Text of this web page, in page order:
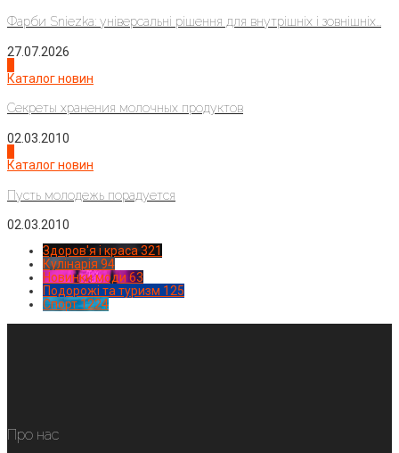
Фарби Sniezka: універсальні рішення для внутрішніх і зовнішніх...
27.07.2026
Каталог новин
Секреты хранения молочных продуктов
02.03.2010
Каталог новин
Пусть молодежь порадуется
02.03.2010
Здоров'я і краса 321
Кулінарія 94
Новинки моди 63
Подорожі та туризм 125
Спорт1224
Про нас